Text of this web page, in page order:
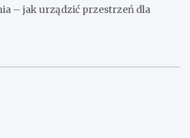
– jak urządzić przestrzeń dla